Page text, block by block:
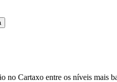
no Cartaxo entre os níveis mais